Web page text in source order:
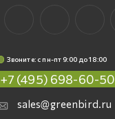
Звоните: c пн-пт 9:00 до 18:00
+7 (495) 698-60-50
sales@greenbird.ru